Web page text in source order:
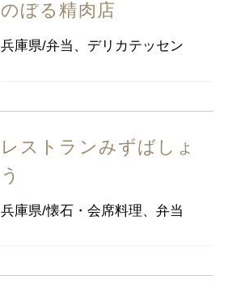
のぼる精肉店
兵庫県/弁当、デリカテッセン
レストランみずばしょ
う
兵庫県/懐石・会席料理、弁当